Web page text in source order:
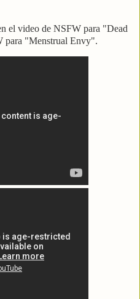
el video de NSFW para "Dead
para "Menstrual Envy".